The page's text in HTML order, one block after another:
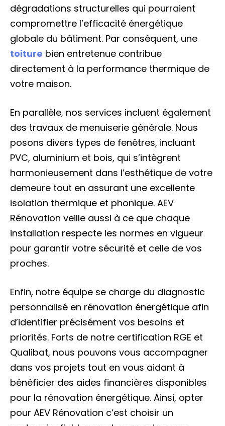
dégradations structurelles qui pourraient
compromettre l’efficacité énergétique
globale du bâtiment. Par conséquent, une
toiture bien entretenue contribue
directement à la performance thermique de
votre maison.
En parallèle, nos services incluent également
des travaux de menuiserie générale. Nous
posons divers types de fenêtres, incluant
PVC, aluminium et bois, qui s’intègrent
harmonieusement dans l’esthétique de votre
demeure tout en assurant une excellente
isolation thermique et phonique. AEV
Rénovation veille aussi à ce que chaque
installation respecte les normes en vigueur
pour garantir votre sécurité et celle de vos
proches.
Enfin, notre équipe se charge du diagnostic
personnalisé en rénovation énergétique afin
d’identifier précisément vos besoins et
priorités. Forts de notre certification RGE et
Qualibat, nous pouvons vous accompagner
dans vos projets tout en vous aidant à
bénéficier des aides financières disponibles
pour la rénovation énergétique. Ainsi, opter
pour AEV Rénovation c’est choisir un